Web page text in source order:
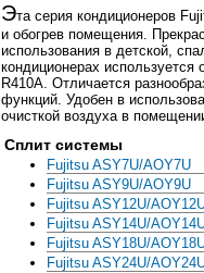
Эта серия кондиционеров
и обогрев помещения.
использования в детской,
кондиционерах используется
R410A. Отличается
функций. Удобен в
очисткой воздуха в
Сплит системы
Fujitsu ASY7U/AOY7U
Fujitsu ASY9U/AOY9U
Fujitsu ASY12U/
Fujitsu ASY14U/
Fujitsu ASY18U/
Fujitsu ASY24U/